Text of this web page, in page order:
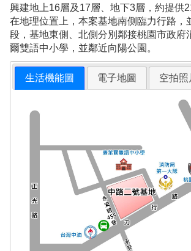
興建地上16層及17層、地下3層，約提供
在地理位置上，本案基地南側臨力行路，
段，基地東側、北側分別鄰接桃園市政府
爾雙語中小學，並鄰近向陽公園。
生活機能圖 電子地圖 空拍照